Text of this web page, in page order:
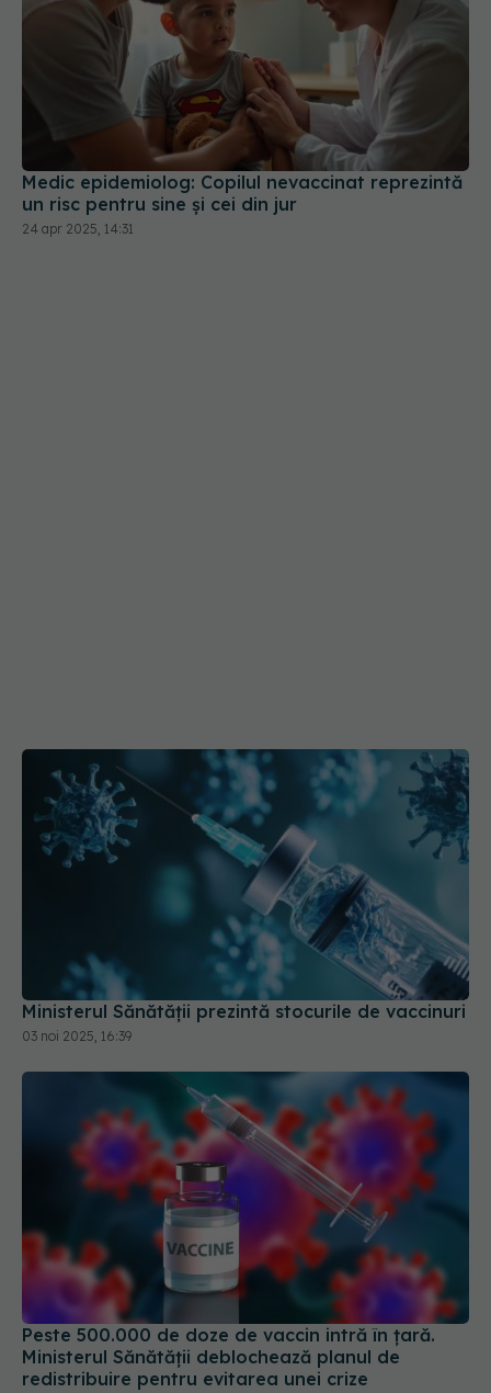
Medic epidemiolog: Copilul nevaccinat reprezintă
un risc pentru sine şi cei din jur
24 apr 2025, 14:31
Ministerul Sănătății prezintă stocurile de vaccinuri
03 noi 2025, 16:39
Peste 500.000 de doze de vaccin intră în țară.
Ministerul Sănătății deblochează planul de
redistribuire pentru evitarea unei crize